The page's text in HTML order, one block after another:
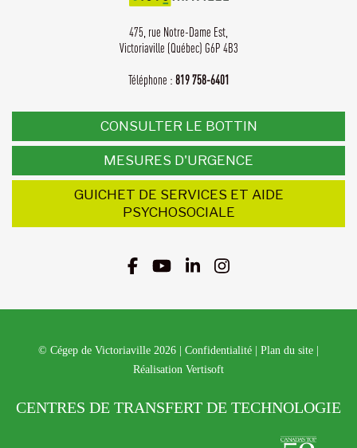
475, rue Notre-Dame Est,
Victoriaville (Québec) G6P 4B3
Téléphone :819 758-6401
CONSULTER LE BOTTIN
MESURES D'URGENCE
GUICHET DE SERVICES ET AIDE
PSYCHOSOCIALE
© Cégep de Victoriaville 2026 Confidentialité Plan du site
Réalisation Vertisoft
CENTRES DE TRANSFERT DE TECHNOLOGIE